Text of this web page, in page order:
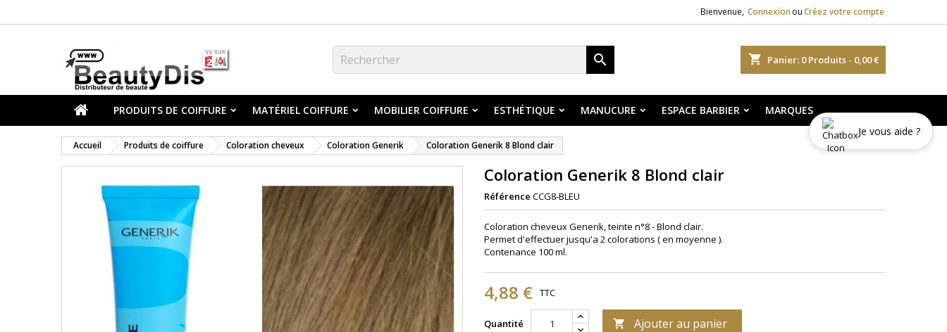
Bienvenue, Connexion ouCréez votre compte
shopping_cart Panier: 0Produits - 0,00 €

PRODUITS DE COIFFURE MATÉRIEL COIFFURE MOBILIER COIFFURE ESTHÉTIQUE MANUCURE ESPACE BARBIER MARQUES
Accueil Produits de coiffure Coloration cheveux Coloration Generik Coloration Generik 8 Blond clair
Coloration Generik 8 Blond clair
Référence CCG8-BLEU
Coloration cheveux Generik, teinte n°8 - Blond clair.
Permet d'effectuer jusqu'a 2 colorations ( en moyenne ).
Contenance 100 ml.
4,88 € TTC
Quantité  Ajouter au panier
Je vous aide ?